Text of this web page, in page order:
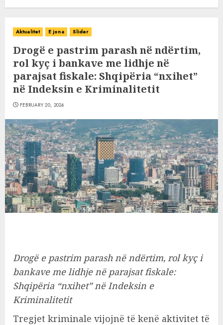
Aktualitet E jona Slider
Drogë e pastrim parash në ndërtim,
rol kyç i bankave me lidhje në
parajsat fiskale: Shqipëria “nxihet”
në Indeksin e Kriminalitetit
FEBRUARY 20, 2024
Drogë e pastrim parash në ndërtim, rol kyç i
bankave me lidhje në parajsat fiskale:
Shqipëria “nxihet” në Indeksin e
Kriminalitetit
Tregjet kriminale vijojnë të kenë aktivitet të